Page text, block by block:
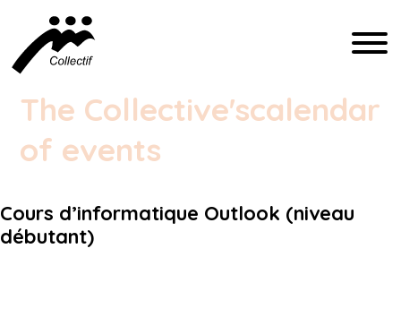
The Collective'scalendar
of events
Cours d’informatique Outlook (niveau
débutant)